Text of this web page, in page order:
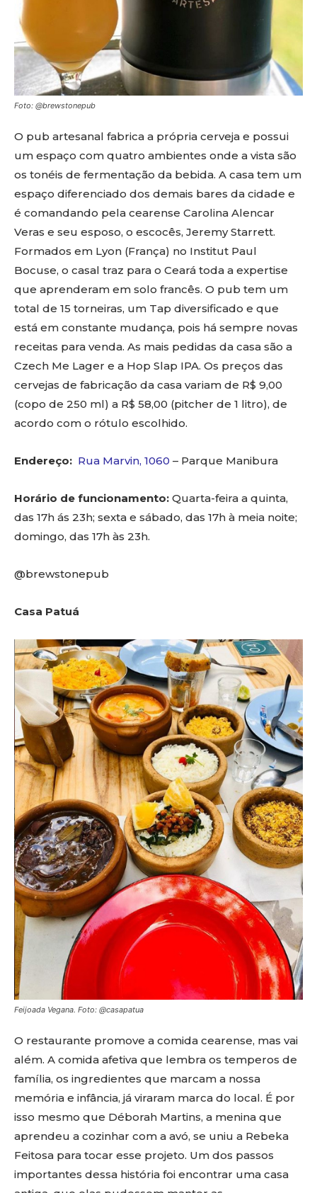
Foto: @brewstonepub
O pub artesanal fabrica a própria cerveja e possui
um espaço com quatro ambientes onde a vista são
os tonéis de fermentação da bebida. A casa tem um
espaço diferenciado dos demais bares da cidade e
é comandando pela cearense Carolina Alencar
Veras e seu esposo, o escocês, Jeremy Starrett.
Formados em Lyon (França) no Institut Paul
Bocuse, o casal traz para o Ceará toda a expertise
que aprenderam em solo francês. O pub tem um
total de 15 torneiras, um Tap diversificado e que
está em constante mudança, pois há sempre novas
receitas para venda. As mais pedidas da casa são a
Czech Me Lager e a Hop Slap IPA. Os preços das
cervejas de fabricação da casa variam de R$ 9,00
(copo de 250 ml) a R$ 58,00 (pitcher de 1 litro), de
acordo com o rótulo escolhido.
Endereço: Rua Marvin, 1060 – Parque Manibura
Horário de funcionamento: Quarta-feira a quinta,
das 17h ás 23h; sexta e sábado, das 17h à meia noite;
domingo, das 17h às 23h.
@brewstonepub
Casa Patuá
Feijoada Vegana. Foto: @casapatua
O restaurante promove a comida cearense, mas vai
além. A comida afetiva que lembra os temperos de
família, os ingredientes que marcam a nossa
memória e infância, já viraram marca do local. É por
isso mesmo que Déborah Martins, a menina que
aprendeu a cozinhar com a avó, se uniu a Rebeka
Feitosa para tocar esse projeto. Um dos passos
importantes dessa história foi encontrar uma casa